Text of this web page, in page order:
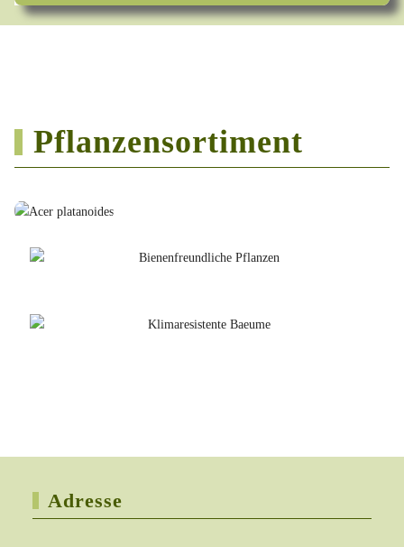
Pflanzensortiment
Adresse